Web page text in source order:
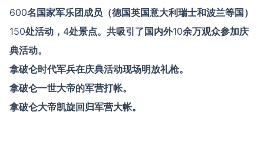
600名国家军乐团成员（德国英国意大利瑞士和波兰等国）
150处活动， 4处景点。共吸引了国内外10余万观众参加庆
典活动。
拿破仑时代军兵在庆典活动现场明放礼枪。
拿破仑一世大帝的军营打帐。
拿破仑大帝凯旋回归军营大帐。